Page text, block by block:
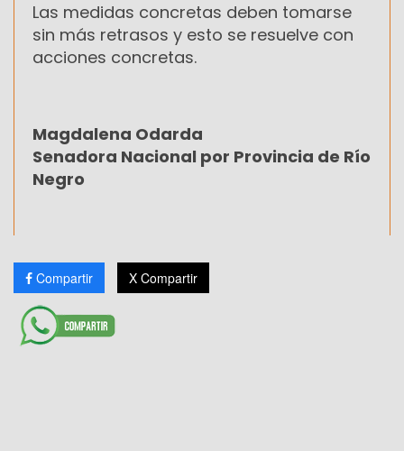
Las medidas concretas deben tomarse
sin más retrasos y esto se resuelve con
acciones concretas.
Magdalena Odarda
Senadora Nacional por Provincia de Río
Negro
Compartir X Compartir